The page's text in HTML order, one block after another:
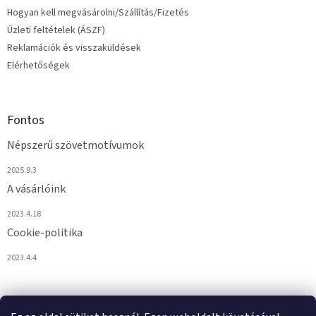
Hogyan kell megvásárolni/Szállítás/Fizetés
Üzleti feltételek (ÁSZF)
Reklamációk és visszaküldések
Elérhetőségek
Fontos
Népszerű szövetmotívumok
2025.9.3
A vásárlóink
2023.4.18
Cookie-politika
2023.4.4